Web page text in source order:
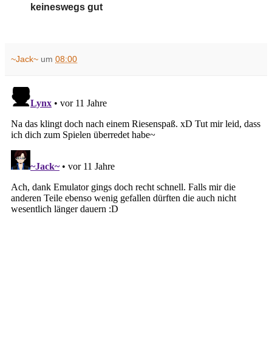
keineswegs gut
~Jack~ um 08:00